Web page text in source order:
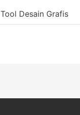
Tool Desain Grafis